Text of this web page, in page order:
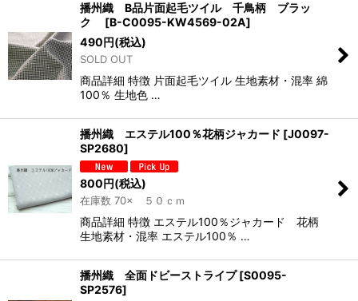
播州織 B品片面起毛ツイル 千鳥柄 ブラッ
ク
[B-C0095-KW4569-02A]
490円(税込)
SOLD OUT
商品詳細 特徴 片面起毛ツイル 生地素材・混率 綿
100％ 生地色 …
播州織 エステル100％花柄ジャカード [J0097-
SP2680]
800円(税込)
在庫数 70× ５０ｃｍ
商品詳細 特徴 エステル100％ジャカード 花柄
生地素材・混率 エステル100％ …
播州織 全面ドビーストライプ [S0095-
SP2576]